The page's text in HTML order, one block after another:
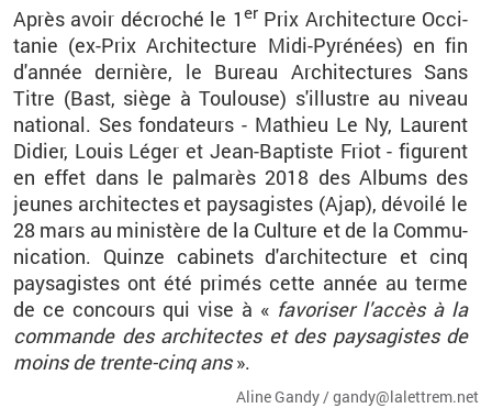
Après avoir dé­cro­ché le 1 erPrix Ar­chi­tec­ture Oc­ci­
ta­nie (ex-Prix Ar­chi­tec­ture Midi-Py­ré­nées) en fin
d'an­née der­nière, le Bu­reau Ar­chi­tec­tures Sans
Titre (Bast, siège à Tou­louse) s'illustre au ni­veau
na­tio­nal. Ses fon­da­teurs - Ma­thieu Le Ny, Laurent
Di­dier, Louis Léger et Jean-Bap­tiste Friot​ -fi­gurent
en effet dans le pal­ma­rès 2018 des Al­bums des
jeunes ar­chi­tectes et pay­sa­gistes (Ajap), dé­voilé le
28 mars au mi­nis­tère de la Culture et de la Com­mu­
ni­ca­tion. Quinze ca­bi­nets d'ar­chi­tec­ture et cinq
pay­sa­gistes ont été pri­més cette année au terme
de ce concours qui vise à « fa­vo­ri­ser l'ac­cès à la
com­mande des ar­chi­tectes et des pay­sa­gistes de
moins de trente-cinq ans ».
Aline Gandy / gan­dy@​la­let­trem.​net